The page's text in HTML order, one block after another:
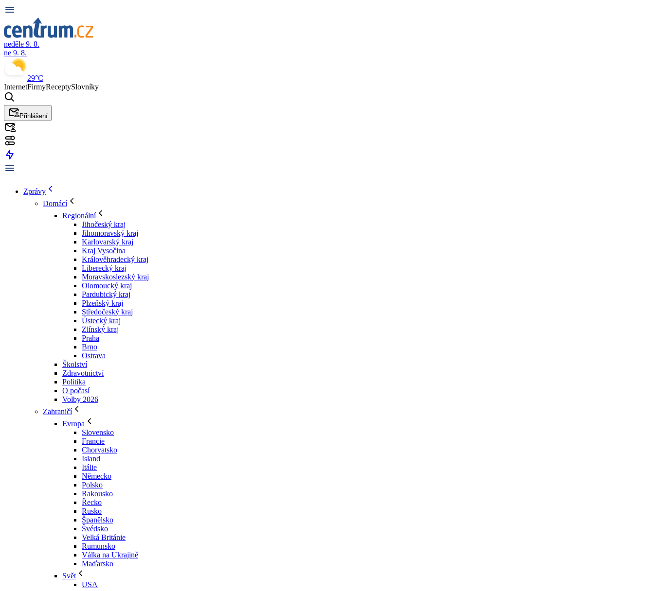
neděle 9. 8.
ne 9. 8.
29°C
InternetFirmyReceptySlovníky
Přihlášení
Zprávy
Domácí
Regionální
Jihočeský kraj
Jihomoravský kraj
Karlovarský kraj
Kraj Vysočina
Králověhradecký kraj
Liberecký kraj
Moravskoslezský kraj
Olomoucký kraj
Pardubický kraj
Plzeňský kraj
Středočeský kraj
Ústecký kraj
Zlínský kraj
Praha
Brno
Ostrava
Školství
Zdravotnictví
Politika
O počasí
Volby 2026
Zahraničí
Evropa
Slovensko
Francie
Chorvatsko
Island
Itálie
Německo
Polsko
Rakousko
Řecko
Rusko
Španělsko
Švédsko
Velká Británie
Rumunsko
Válka na Ukrajině
Maďarsko
Svět
USA